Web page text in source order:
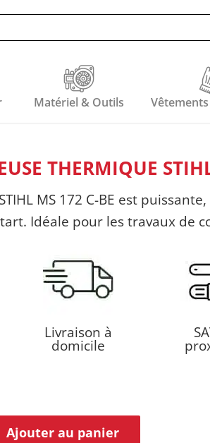
Matériel & Outils
THERMIQUE
MS 172 C-BE est
Idéale pour les travaux de
Livraison à
domicile
Ajouter au panier